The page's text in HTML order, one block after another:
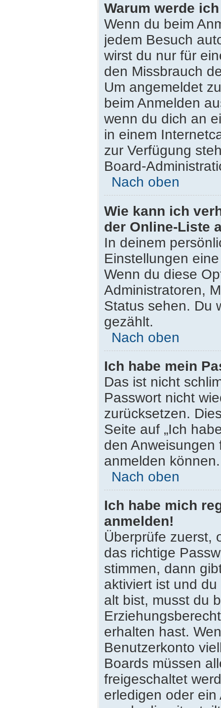
Warum werde
Wenn du beim
jedem Besuch
wirst du nur für
den Missbrauch
Um angemeldet
beim Anmelden
wenn du dich an
in einem
zur Verfügung
Board-
Nach oben
Wie kann ich
der Online-Liste
In deinem
Einstellungen
Wenn du diese
Administratoren,
Status sehen. Du
gezählt.
Nach oben
Ich habe mein
Das ist nicht
Passwort nicht
zurücksetzen.
Seite auf „Ich
den
anmelden können.
Nach oben
Ich habe mich
anmelden!
Überprüfe zuerst,
das richtige
stimmen, dann
aktiviert ist und
alt bist, musst du
erhalten hast.
Benutzerkonto
Boards müssen
freigeschaltet
erledigen oder